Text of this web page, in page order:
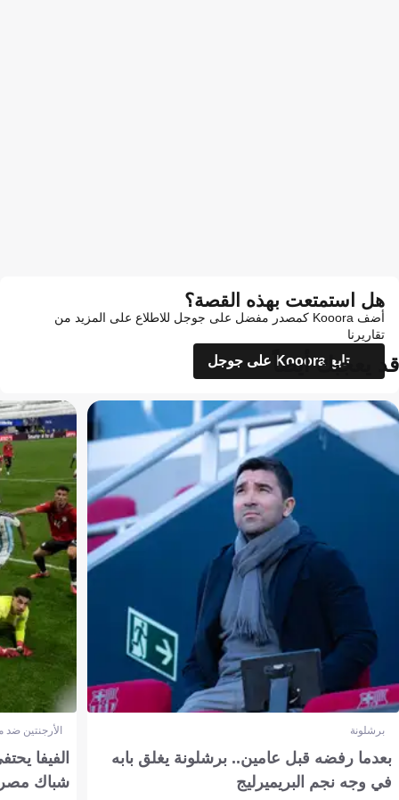
هل استمتعت بهذه القصة؟
أضف Kooora كمصدر مفضل على جوجل للاطلاع على المزيد من
تقاريرنا
تابع Kooora على جوجل
قد يعجبك أيضاً
برشلونة
بعدما رفضه قبل عامين.. برشلونة يغلق بابه
في وجه نجم البريميرليج
الأرجنتين
الفيفا
شباك